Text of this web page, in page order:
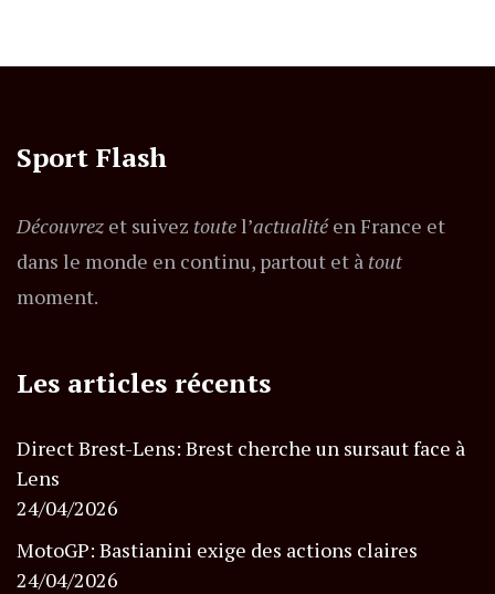
Sport Flash
Découvrez et suivez toutel’actualitéen France et
dans le monde en continu, partout et à tout
moment.
Les articles récents
Direct Brest-Lens: Brest cherche un sursaut face à
Lens
24/04/2026
MotoGP: Bastianini exige des actions claires
24/04/2026